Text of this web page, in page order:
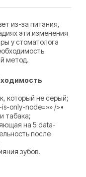
из-за питания,
эти изменения
у стоматолога
метод.
который не серый;
only-node=»» />•
табака;
на 5 data-
после
зубов.